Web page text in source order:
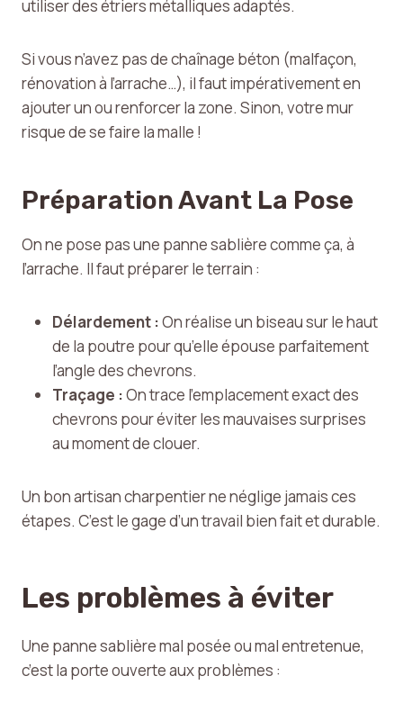
utiliser des étriers métalliques adaptés.
Si vous n’avez pas de chaînage béton (malfaçon,
rénovation à l’arrache…), il faut impérativement en
ajouter un ou renforcer la zone. Sinon, votre mur
risque de se faire la malle !
Préparation Avant La Pose
On ne pose pas une panne sablière comme ça, à
l’arrache. Il faut préparer le terrain :
Délardement :On réalise un biseau sur le haut
de la poutre pour qu’elle épouse parfaitement
l’angle des chevrons.
Traçage :On trace l’emplacement exact des
chevrons pour éviter les mauvaises surprises
au moment de clouer.
Un bon artisan charpentier ne néglige jamais ces
étapes. C’est le gage d’un travail bien fait et durable.
Les problèmes à éviter
Une panne sablière mal posée ou mal entretenue,
c’est la porte ouverte aux problèmes :